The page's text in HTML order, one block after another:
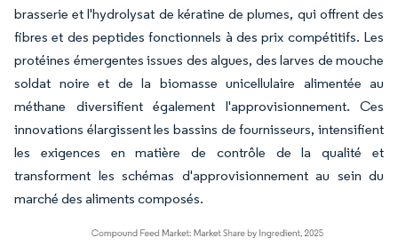
brasserie et l'hydrolysat de kératine de plumes, qui offrent des
fibres et des peptides fonctionnels à des prix compétitifs. Les
protéines émergentes issues des algues, des larves de mouche
soldat noire et de la biomasse unicellulaire alimentée au
méthane diversifient également l'approvisionnement. Ces
innovations élargissent les bassins de fournisseurs, intensifient
les exigences en matière de contrôle de la qualité et
transforment les schémas d'approvisionnement au sein du
marché des aliments composés.